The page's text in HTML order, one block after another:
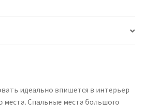
идеально впишется в интерьер
места. Спальные места большого